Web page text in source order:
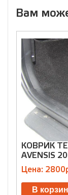
Вам
КОВРИК
AVENSIS
Цена:
В